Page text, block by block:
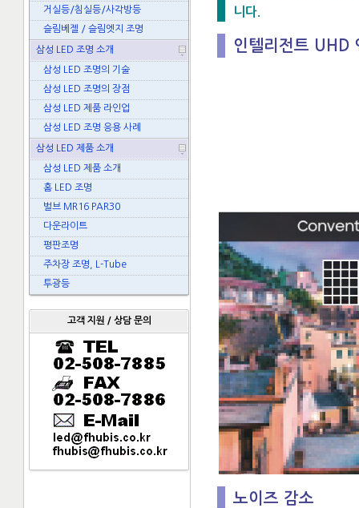
거실등/침실등/사각방등
슬림베젤 / 슬림엣지 조명
삼성 LED 조명 소개
삼성 LED 조명의 기술
삼성 LED 조명의 장점
삼성 LED 제품 라인업
삼성 LED 조명 응용 사례
삼성 LED 제품 소개
삼성 LED 제품 소개
홈 LED 조명
벌브 MR16 PAR30
다운라이트
평판조명
주차장 조명, L-Tube
투광등
고객 지원 / 상담 문의
니다.
인텔리전트 UHD
노이즈 감소